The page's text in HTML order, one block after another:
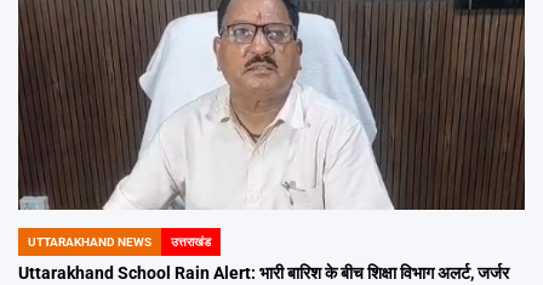
POSTED
IN
UTTARAKHAND NEWS उत्तराखंड
Uttarakhand School Rain Alert: भारी बारिश के बीच शिक्षा विभाग अलर्ट, जर्जर